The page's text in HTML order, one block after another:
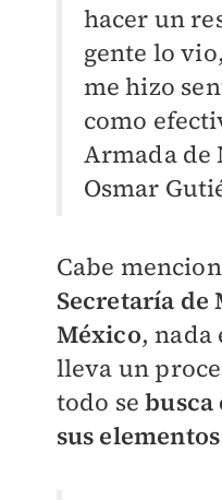
hacer un
gente lo
me hizo
como
Armada de
Osmar
Cabe
Secretaría de
México, nada
lleva un
todo sebusca
sus